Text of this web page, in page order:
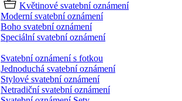
Květinové svatební oznámení
Moderní svatební oznámení
Boho svatební oznámení
Speciální svatební oznámení
Svatební oznámení s fotkou
Jednoduchá svatební oznámení
Stylové svatební oznámení
Netradiční svatební oznámení